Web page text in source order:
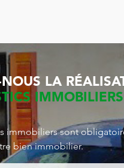
LA
IMMOBILIERS
immobiliers sont
bien immobilier.